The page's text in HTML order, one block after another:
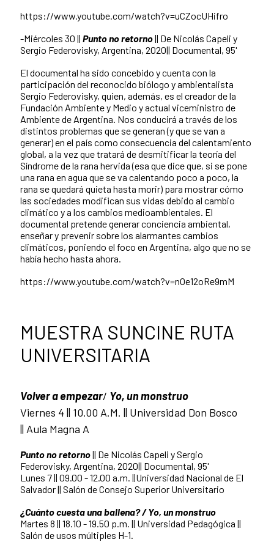
https://www.youtube.com/watch?v=uCZocUHifro
-Miércoles 30 || Punto no retorno|| De Nicolás Capeli y
Sergio Federovisky, Argentina, 2020|| Documental, 95'
El documental ha sido concebido y cuenta con la
participación del reconocido biólogo y ambientalista
Sergio Federovisky, quien, además, es el creador de la
Fundación Ambiente y Medio y actual viceministro de
Ambiente de Argentina. Nos conducirá a través de los
distintos problemas que se generan (y que se van a
generar) en el país como consecuencia del calentamiento
global, a la vez que tratará de desmitificar la teoría del
Síndrome de la rana hervida (esa que dice que, si se pone
una rana en agua que se va calentando poco a poco, la
rana se quedará quieta hasta morir) para mostrar cómo
las sociedades modifican sus vidas debido al cambio
climático y a los cambios medioambientales. El
documental pretende generar conciencia ambiental,
enseñar y prevenir sobre los alarmantes cambios
climáticos, poniendo el foco en Argentina, algo que no se
había hecho hasta ahora.
https://www.youtube.com/watch?v=nOe12oRe9mM
MUESTRA SUNCINE RUTA
UNIVERSITARIA
Volver a empezar/ Yo, un monstruo
Viernes 4 || 10.00 A.M. || Universidad Don Bosco
|| Aula Magna A
Punto no retorno|| De Nicolás Capeli y Sergio
Federovisky, Argentina, 2020|| Documental, 95'
Lunes 7 || 09.00 - 12.00 a.m. ||Universidad Nacional de El
Salvador || Salón de Consejo Superior Universitario
¿Cuánto cuesta una ballena? / Yo, un monstruo
Martes 8 || 18.10 - 19.50 p.m. || Universidad Pedagógica ||
Salón de usos múltiples H-1.